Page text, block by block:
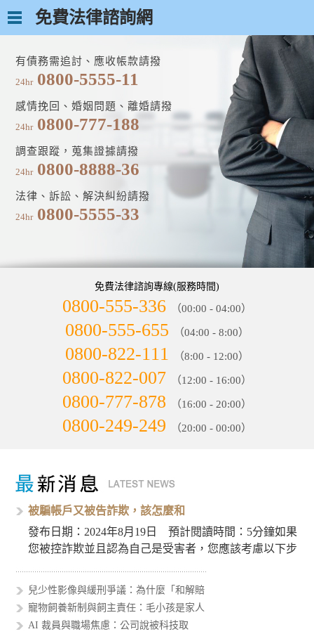
免費法律諮詢網
有債務需追討、應收帳款請撥
24hr 0800-5555-11
感情挽回、婚姻問題、離婚請撥
24hr 0800-777-188
調查跟蹤，蒐集證據請撥
24hr 0800-8888-36
法律、訴訟、解決糾紛請撥
24hr 0800-5555-33
免費法律諮詢專線(服務時間)
0800-555-336 （00:00 - 04:00）
0800-555-655 （04:00 - 8:00）
0800-822-111 （8:00 - 12:00）
0800-822-007 （12:00 - 16:00）
0800-777-878 （16:00 - 20:00）
0800-249-249 （20:00 - 00:00）
被騙帳戶又被告詐欺，該怎麼和
發布日期：2024年8月19日 預計閱讀時間：5分鐘如果
您被控詐欺並且認為自己是受害者，您應該考慮以下步
兒少性影像與緩刑爭議：為什麼「和解賠
寵物飼養新制與飼主責任：毛小孩是家人
AI 裁員與職場焦慮：公司說被科技取